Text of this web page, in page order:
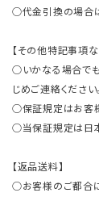
○代金引換の場合
【その他特記事項な
○いかなる場合でも
じめご連絡ください。
○保証規定はお客
○当保証規定は日
【返品送料】
○お客様のご都合